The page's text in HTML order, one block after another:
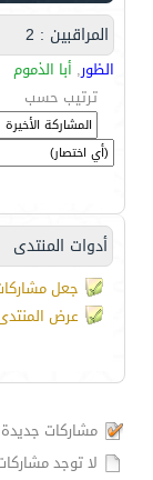
المراقبين : 2
الظور, أبا الذموم
ترتيب حسب
أدوات المنتدى
جعل
عرض
مشاركات جديدة
لا توجد